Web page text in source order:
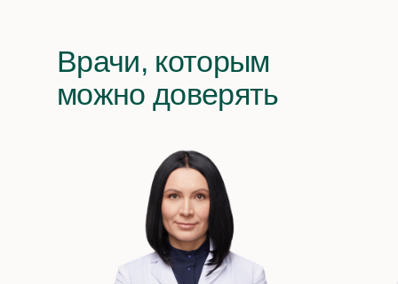
Врачи, которым
можно доверять